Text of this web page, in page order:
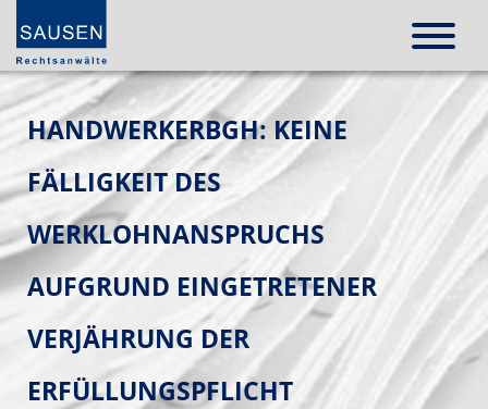
HANDWERKERBGH: KEINE
FÄLLIGKEIT DES
WERKLOHNANSPRUCHS
AUFGRUND EINGETRETENER
VERJÄHRUNG DER
ERFÜLLUNGSPFLICHT